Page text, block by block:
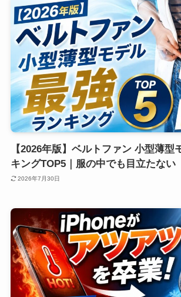
【2026年版】ベルトファン 小型薄型
キングTOP5｜服の中でも目立たない
2026年7月30日